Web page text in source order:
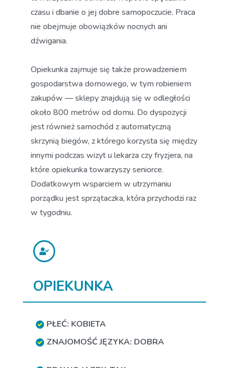
czasu i dbanie o jej dobre samopoczucie. Praca
nie obejmuje obowiązków nocnych ani
dźwigania.
Opiekunka zajmuje się także prowadzeniem
gospodarstwa domowego, w tym robieniem
zakupów — sklepy znajdują się w odległości
około 800 metrów od domu. Do dyspozycji
jest również samochód z automatyczną
skrzynią biegów, z którego korzysta się między
innymi podczas wizyt u lekarza czy fryzjera, na
które opiekunka towarzyszy seniorce.
Dodatkowym wsparciem w utrzymaniu
porządku jest sprzątaczka, która przychodzi raz
w tygodniu.
OPIEKUNKA
PŁEĆ: KOBIETA
ZNAJOMOŚĆ JĘZYKA: DOBRA